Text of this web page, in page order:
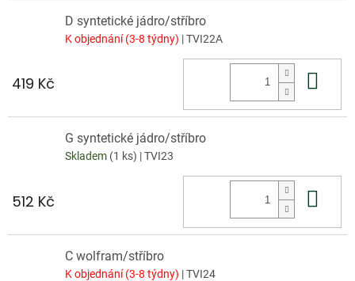
D syntetické jádro/stříbro
K objednání (3-8 týdny) | TVI22A
419 Kč
G syntetické jádro/stříbro
Skladem (1 ks) | TVI23
512 Kč
C wolfram/stříbro
K objednání (3-8 týdny) | TVI24